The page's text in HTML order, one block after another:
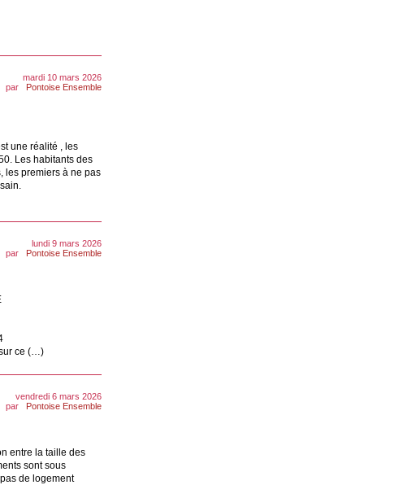
mardi 10 mars 2026
par
Pontoise Ensemble
une réalité , les
Les habitants des
les premiers à ne pas
lundi 9 mars 2026
par
Pontoise Ensemble
ce (…)
vendredi 6 mars 2026
par
Pontoise Ensemble
entre la taille des
sont sous
de logement